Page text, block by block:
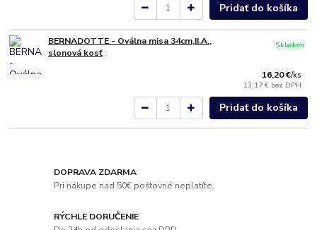
Pridať do košíka
BERNADOTTE - Oválna misa 34cm,II.A.,
slonová kosť
16,20 €/ks
13,17 € bez DPH
Skladom
Pridať do košíka
DOPRAVA ZDARMA
Pri nákupe nad 50€ poštovné neplatíte.
RÝCHLE DORUČENIE